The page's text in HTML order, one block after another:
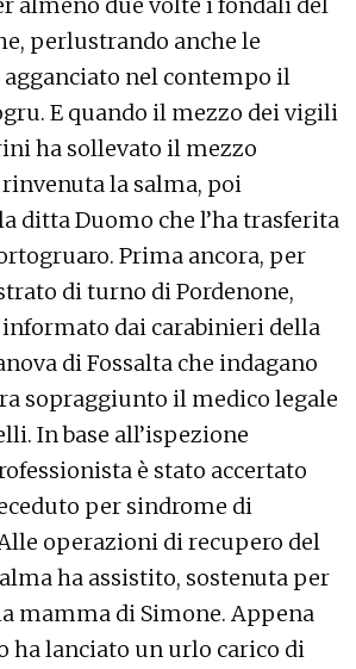
perlustrando anche le
agganciato nel contempo il
E quando il mezzo dei vigili
ha sollevato il mezzo
la salma, poi
ditta Duomo che l’ha trasferita
Prima ancora, per
di turno di Pordenone,
dai carabinieri della
di Fossalta che indagano
sopraggiunto il medico legale
In base all’ispezione
è stato accertato
per sindrome di
operazioni di recupero del
ha assistito, sostenuta per
mamma di Simone. Appena
ha lanciato un urlo carico di